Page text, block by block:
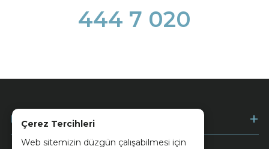
Çerez Tercihleri
Web sitemizin düzgün çalışabilmesi için
444 7 020
Kurumsal